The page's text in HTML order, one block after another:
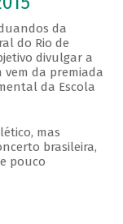
da
do Rio de
divulgar a
vem da premiada
da Escola
mas
brasileira,
pouco